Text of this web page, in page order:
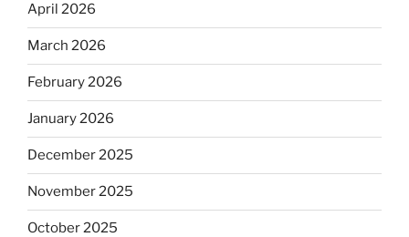
April 2026
March 2026
February 2026
January 2026
December 2025
November 2025
October 2025